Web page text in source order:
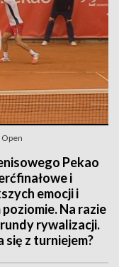
Open
Pekao
i
emocji i
Na razie
rywalizacji.
się z turniejem?